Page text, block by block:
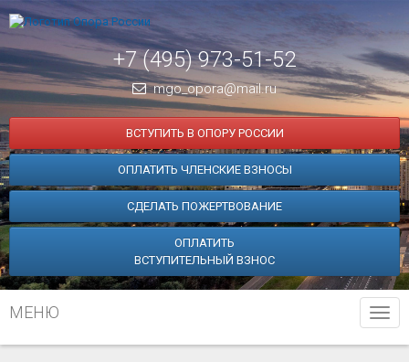
+7 (495) 973-51-52
mgo_opora@mail.ru
ВСТУПИТЬ В ОПОРУ РОССИИ
ОПЛАТИТЬ ЧЛЕНСКИЕ ВЗНОСЫ
СДЕЛАТЬ ПОЖЕРТВОВАНИЕ
ОПЛАТИТЬ
ВСТУПИТЕЛЬНЫЙ ВЗНОС
МЕНЮ